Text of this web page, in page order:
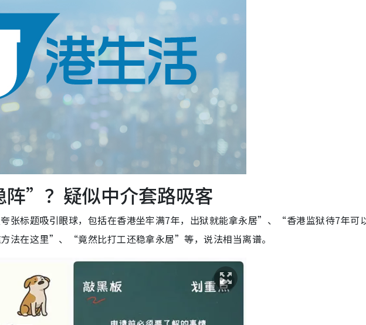
阵”？疑似中介套路吸客
张标题吸引眼球，包括在香港坐牢满7年，出狱就能拿永居”、“香港监狱待7年可
法在这里”、“竟然比打工还稳拿永居”等，说法相当离谱。